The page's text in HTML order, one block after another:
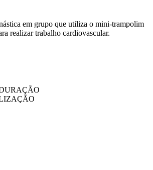
em grupo que utiliza o mini-trampolim
realizar trabalho cardiovascular.